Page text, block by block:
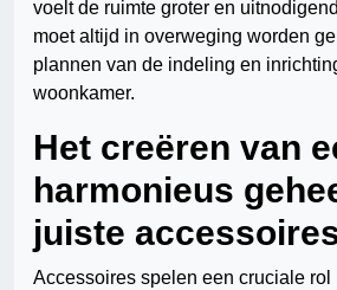
voelt de ruimte groter en
moet altijd in overweging worden
plannen van de indeling en
woonkamer.
Het creëren van
harmonieus
juiste
Accessoires spelen een cruciale rol